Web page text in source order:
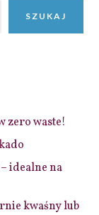
SZUKAJ
zero waste!
idealne na
kwaśny lub